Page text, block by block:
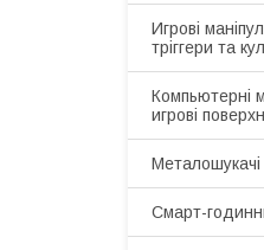
Игрові
тріггери та
Компьютерні
игрові
Металошукачі
Смарт-